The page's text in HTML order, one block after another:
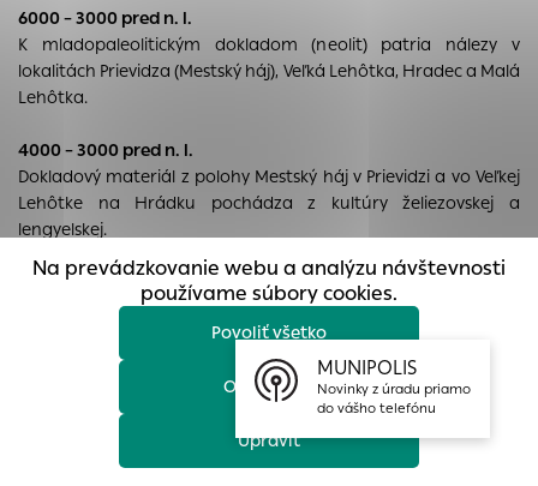
6000 – 3000 pred n. l.
K mladopaleolitickým dokladom (neolit) patria nálezy v
lokalitách Prievidza (Mestský háj), Veľká Lehôtka, Hradec a Malá
Lehôtka.
4000 – 3000 pred n. l.
Dokladový materiál z polohy Mestský háj v Prievidzi a vo Veľkej
Lehôtke na Hrádku pochádza z kultúry želiezovskej a
lengyelskej.
3000 – 1900 pred n. l.
Z obdobia eneolitu je doložené neskorolengyelské osídlenie.
1900 – 700 pred n. l.
K počiatkom doby bronzovej (s tromi vývojovými stupňami) sa
viaže ojedinelý nález bronzových sekeriek v Prievidzi z polohy
Na prevádzkovanie webu a analýzu návštevnosti
používame súbory cookies.
Povoliť všetko
Odmietnuť
Upraviť
Analytické cookies
Analytické cookies pomáhajú prevádzkovateľovi stránok
pochopiť, ako návštevníci stránok stránku používajú, aby
skúsenosť. Všetky dáta sa zbierajú anonymne a nie je
možné ich spojiť s konkrétnou osobou.
Uložiť nastavenia
Viac informácií
MUNIPOLIS
Novinky z úradu priamo
do vášho telefónu